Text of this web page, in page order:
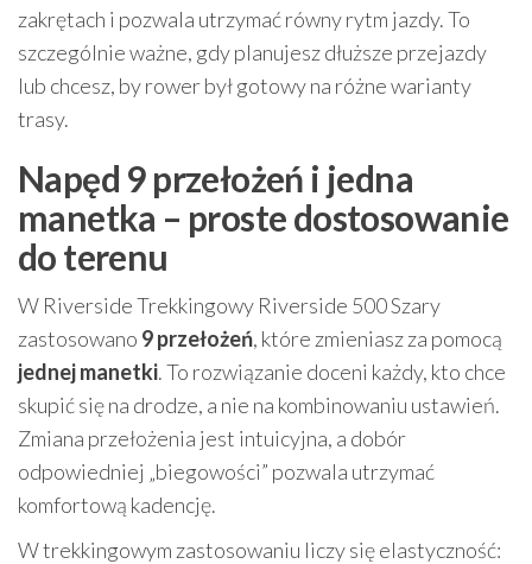
zakrętach i pozwala utrzymać równy rytm jazdy. To
szczególnie ważne, gdy planujesz dłuższe przejazdy
lub chcesz, by rower był gotowy na różne warianty
trasy.
Napęd 9 przełożeń i jedna
manetka – proste dostosowanie
do terenu
W Riverside Trekkingowy Riverside 500 Szary
zastosowano 9 przełożeń, które zmieniasz za pomocą
jednej manetki. To rozwiązanie doceni każdy, kto chce
skupić się na drodze, a nie na kombinowaniu ustawień.
Zmiana przełożenia jest intuicyjna, a dobór
odpowiedniej „biegowości” pozwala utrzymać
komfortową kadencję.
W trekkingowym zastosowaniu liczy się elastyczność: